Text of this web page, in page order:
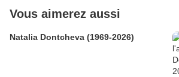
Vous aimerez aussi
Natalia Dontcheva (1969-2026)